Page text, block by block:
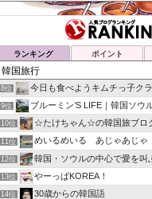
ランキング ポイント
8位 今日も食べようキムチっ子ク
9位 ブルーミン’S LIFE｜韓国ソウ
10位 ☆たけちゃん☆の韓国旅ブロ
11位 めいるめいる あじゃあじゃ
12位 韓国・ソウルの中心で愛を叫
13位 やーっぱKOREA！
14位 30歳からの韓国語